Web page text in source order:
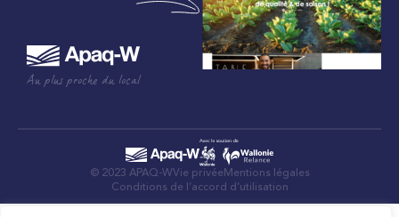
Au plus proche du local
© 2023 APAQ-WVie privée Mentions légales
Conditions de l’accord d’utilisation